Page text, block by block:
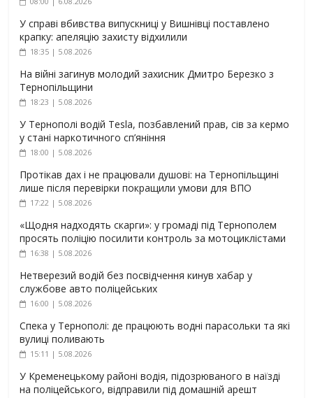
У справі вбивства випускниці у Вишнівці поставлено
крапку: апеляцію захисту відхилили
18:35 | 5.08.2026
На війні загинув молодий захисник Дмитро Березко з
Тернопільщини
18:23 | 5.08.2026
У Тернополі водій Tesla, позбавлений прав, сів за кермо
у стані наркотичного сп’яніння
18:00 | 5.08.2026
Протікав дах і не працювали душові: на Тернопільщині
лише після перевірки покращили умови для ВПО
17:22 | 5.08.2026
«Щодня надходять скарги»: у громаді під Тернополем
просять поліцію посилити контроль за мотоциклістами
16:38 | 5.08.2026
Нетверезий водій без посвідчення кинув хабар у
службове авто поліцейських
16:00 | 5.08.2026
Спека у Тернополі: де працюють водні парасольки та які
вулиці поливають
15:11 | 5.08.2026
У Кременецькому районі водія, підозрюваного в наїзді
на поліцейського, відправили під домашній арешт